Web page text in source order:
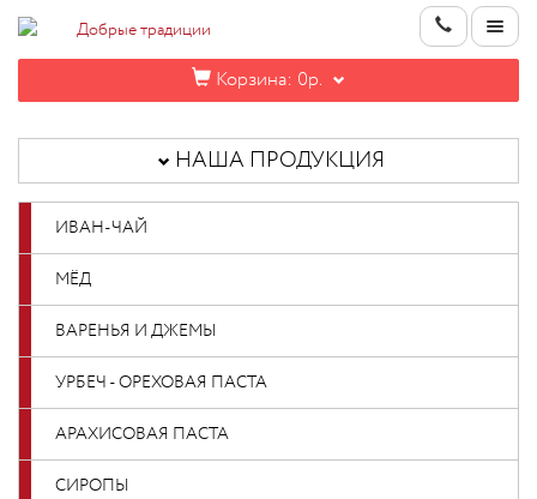
Корзина: 0р.
ИНФОРМАЦИЯ
КОНТАКТЫ
НОВИНКИ
ОПТОВИКАМ
НАША ПРОДУКЦИЯ
ИВАН-ЧАЙ
МЁД
ВАРЕНЬЯ И ДЖЕМЫ
УРБЕЧ - ОРЕХОВАЯ ПАСТА
АРАХИСОВАЯ ПАСТА
СИРОПЫ